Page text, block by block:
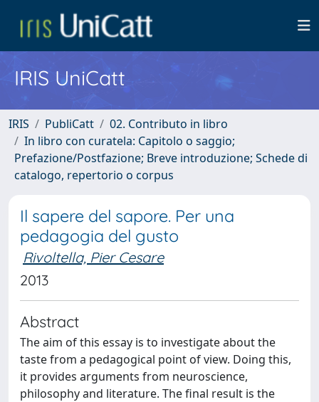
IRIS UniCatt
IRIS PubliCatt
02. Contributo in libro
In libro con curatela: Capitolo o saggio;
Prefazione/Postfazione; Breve introduzione; Schede di
catalogo, repertorio o corpus
Il sapere del sapore. Per una
pedagogia del gusto
Rivoltella, Pier Cesare
2013
Abstract
The aim of this essay is to investigate about the
taste from a pedagogical point of view. Doing this,
it provides arguments from neuroscience,
philosophy and literature. The final result is the